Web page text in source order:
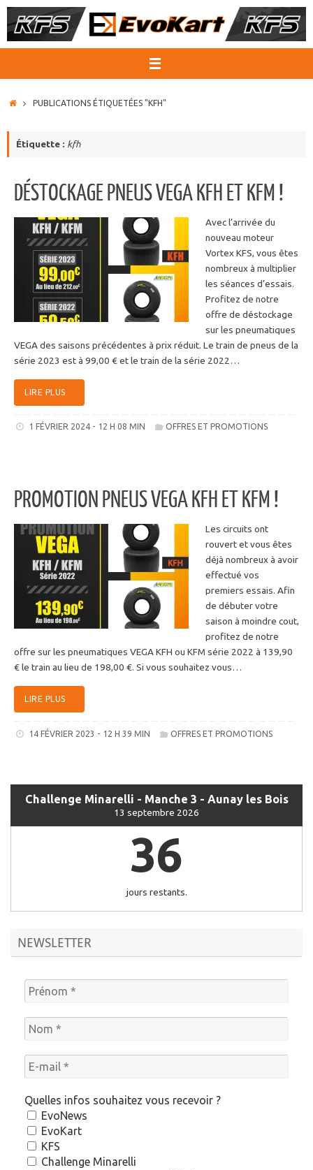
Passer
au
ACCUEIL
PUBLICATIONS ÉTIQUETÉES "KFH"
Étiquette : kfh
DÉSTOCKAGE PNEUS VEGA KFH ET KFM !
Avec l’arrivée du
nouveau moteur
Vortex KFS, vous êtes
nombreux à multiplier
les séances d’essais.
Profitez de notre
offre de déstockage
sur les pneumatiques
VEGA des saisons précédentes à prix réduit. Le train de pneus de la
série 2023 est à 99,00 € et le train de la série 2022…
LIRE PLUS
1 FÉVRIER 2024 - 12 H 08 MIN OFFRES ET PROMOTIONS
PROMOTION PNEUS VEGA KFH ET KFM !
Les circuits ont
rouvert et vous êtes
déjà nombreux à avoir
effectué vos
premiers essais. Afin
de débuter votre
saison à moindre cout,
profitez de notre
offre sur les pneumatiques VEGA KFH ou KFM série 2022 à 139,90
€ le train au lieu de 198,00 €. Si vous souhaitez vous…
LIRE PLUS
14 FÉVRIER 2023 - 12 H 39 MIN OFFRES ET PROMOTIONS
Challenge Minarelli - Manche 3 - Aunay les Bois
13 septembre 2026
36
jours restants.
NEWSLETTER
Quelles infos souhaitez vous recevoir ?
EvoNews
EvoKart
KFS
Challenge Minarelli